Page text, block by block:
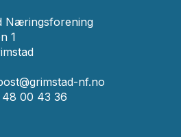
Næringsforening
1
nf.no
48 00 43 36